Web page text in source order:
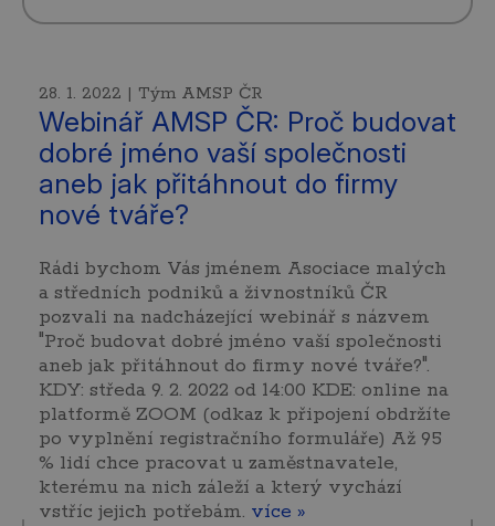
28. 1. 2022 | Tým AMSP ČR
Webinář AMSP ČR: Proč budovat
dobré jméno vaší společnosti
aneb jak přitáhnout do firmy
nové tváře?
Rádi bychom Vás jménem Asociace malých
a středních podniků a živnostníků ČR
pozvali na nadcházející webinář s názvem
"Proč budovat dobré jméno vaší společnosti
aneb jak přitáhnout do firmy nové tváře?".
KDY: středa 9. 2. 2022 od 14:00 KDE: online na
platformě ZOOM (odkaz k připojení obdržíte
po vyplnění registračního formuláře) Až 95
% lidí chce pracovat u zaměstnavatele,
kterému na nich záleží a který vychází
vstříc jejich potřebám. více »